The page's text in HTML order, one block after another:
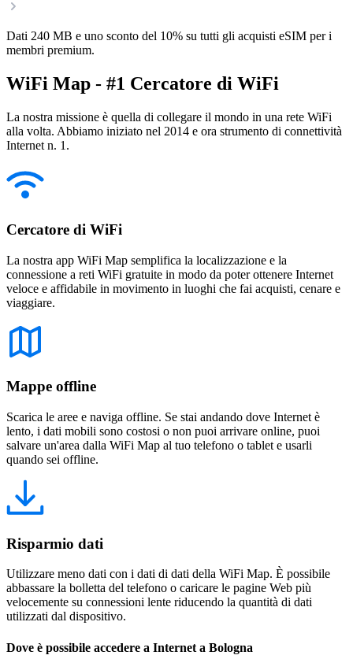
Dati 240 MB e uno sconto del 10% su tutti gli acquisti eSIM per i
membri premium.
WiFi Map - #1 Cercatore di WiFi
La nostra missione è quella di collegare il mondo in una rete WiFi
alla volta. Abbiamo iniziato nel 2014 e ora strumento di connettività
Internet n. 1.
Cercatore di WiFi
La nostra app WiFi Map semplifica la localizzazione e la
connessione a reti WiFi gratuite in modo da poter ottenere Internet
veloce e affidabile in movimento in luoghi che fai acquisti, cenare e
viaggiare.
Mappe offline
Scarica le aree e naviga offline. Se stai andando dove Internet è
lento, i dati mobili sono costosi o non puoi arrivare online, puoi
salvare un'area dalla WiFi Map al tuo telefono o tablet e usarli
quando sei offline.
Risparmio dati
Utilizzare meno dati con i dati di dati della WiFi Map. È possibile
abbassare la bolletta del telefono o caricare le pagine Web più
velocemente su connessioni lente riducendo la quantità di dati
utilizzati dal dispositivo.
Dove è possibile accedere a Internet a Bologna